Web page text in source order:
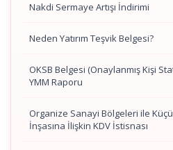
Nakdi Sermaye Artışı İndirimi
Neden Yatırım Teşvik Belgesi?
OKSB Belgesi (Onaylanmış Kişi
YMM Raporu
Organize Sanayi Bölgeleri ile
İnşasına İlişkin KDV İstisnası